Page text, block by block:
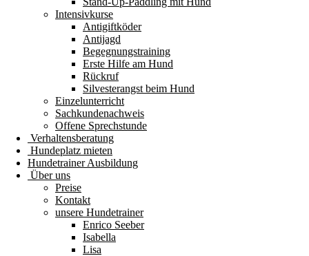
Intensivkurse
Antigiftköder
Antijagd
Begegnungstraining
Erste Hilfe am Hund
Rückruf
Silvesterangst beim Hund
Einzelunterricht
Sachkundenachweis
Offene Sprechstunde
Verhaltensberatung
Hundeplatz mieten
Hundetrainer Ausbildung
Über uns
Preise
Kontakt
unsere Hundetrainer
Enrico Seeber
Isabella
Lisa